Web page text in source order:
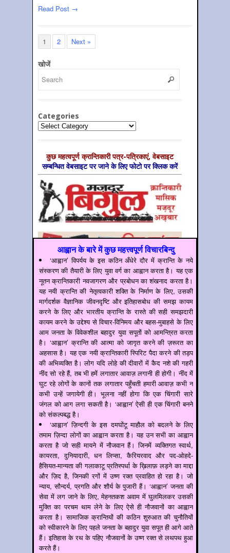
Read Post →
1 2 Next »
खोजें
Categories
Categories
कुछ महत्‍वपूर्ण क्रान्तिकारी पत्र-पत्रिकाएं, वेबसाइट
सम्‍बन्धित वेबसाइट पर जाने के लिए फोटो पर क्लिक करें
आह्वान के बारे में कुछ महत्त्वपूर्ण विचारबिन्दु
‘आह्वान’ विपर्यय के इस कठिन अँधेरे दौर में क्रान्ति के नये
संस्करण की तैयारी के लिए युवा वर्ग का आह्वान करता है। यह एक
नूतन क्रान्तिकारी नवजागरण और प्रबोधन का शंखनाद करता है।
यह नयी क्रान्ति की नेतृत्वकारी शक्ति के निर्माण के लिए, उसकी
मार्गदर्शक वैज्ञानिक जीवनदृष्टि और इतिहासबोध की समझ कायम
करने के लिए और भारतीय क्रान्ति के रास्ते की सही समझदारी
कायम करने के उद्देश्य से विचार-विनिमय और बहस-मुबाहसे के लिए
आम जनता के विवेकशील बहादुर युवा सपूतों को आमन्त्रित करता
है। ‘आह्वान’ क्रान्ति की आत्मा को जागृत करने की ज़रूरत का
अहसास है। यह एक नयी क्रान्तिकारी स्पिरिट पैदा करने की तड़प
की अभिव्यक्ति है। लोग यदि लोहे की दीवारों में कैद नशे की गहरी
नींद सो रहे हैं, तब भी हमें लगातार आवाज़ लगानी ही होगी। नींद में
घुट रहे लोगों के कानों तक लगातार पहुँचती हमारी आवाज़ कभी न
कभी उन्हें जगायेगी ही। भूलना नहीं होगा कि एक चिंगारी सारे
जंगल को आग लगा सकती है। ‘आह्वान’ ऐसी ही एक चिंगारी बनने
को संकल्पबद्ध है।
‘आह्वान’ ज़िन्दगी के इस दमघोंटू माहौल को बदलने के लिए
तमाम ज़िन्दा लोगों का आह्वान करता है। यह उन सभी का आह्वान
करता है जो सही मायने में नौजवान हैं। जिनमें व्यक्तिगत स्वार्थ,
कायरता, दुनियादारी, धन लिप्सा, कैरियरवाद और पद-ओहदे-
हैसियत-मान्यता की गलाकाटू प्रतिस्पर्धा के ख़िलाफ़ लड़ने का माद्दा
और ज़िद है, जिनकी रगों में उष्ण रक्त प्रवाहित हो रहा है। जो
न्याय, सौन्दर्य, प्रगति और शौर्य के पुजारी हैं। ‘आह्वान’ जनता की
सेवा में लग जाने के लिए, मेहनतकश अवाम में घुलमिलकर उसकी
मुक्ति का परचम थाम लेने के लिए ऐसे ही नौजवानों का आह्वान
करता है। सामाजिक क्रान्तियों की कठिन शुरुआत की चुनौतियों
को स्वीकारने के लिए पहले जनता के बहादुर युवा सपूत ही आगे आते
हैं। इतिहास के रथ के पहिए नौजवानों के उष्ण रक्त से लथपथ हुआ
करते हैं।